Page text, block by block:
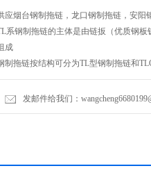
应烟台钢制拖链，龙口钢制拖链，安阳
系钢制拖链的主体是由链扳（优质钢
成
制拖链按结构可分为TL型钢制拖链和
、100、125、180、225、250型。拖链
种支撑板的形式。（
发邮件给我们：